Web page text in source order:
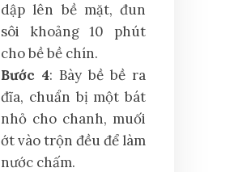
dập lên bề mặt, đun
sôi khoảng 10 phút
cho bề bề chín.
Bước 4: Bày bề bề ra
đĩa, chuẩn bị một bát
nhỏ cho chanh, muối
ớt vào trộn đều để làm
nước chấm.